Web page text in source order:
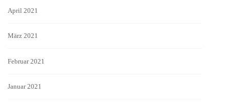
April 2021
März 2021
Februar 2021
Januar 2021